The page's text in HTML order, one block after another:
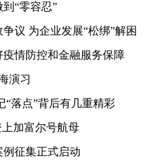
“零容忍”
议 为企业发展“松绑”解困
情防控和金融服务保障
演习
“落点”背后有几重精彩
加富尔号航母
征集正式启动